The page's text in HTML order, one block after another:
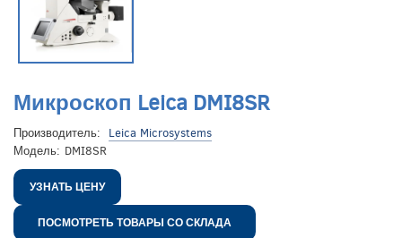
Микроскоп Leica DMI8SR
Производитель:
Leica Microsystems
Модель: DMI8SR
УЗНАТЬ ЦЕНУ
ПОСМОТРЕТЬ ТОВАРЫ СО СКЛАДА